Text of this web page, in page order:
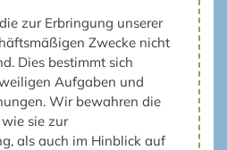
zur Erbringung unserer
Zwecke nicht
Dies bestimmt sich
Aufgaben und
Wir bewahren die
sie zur
als auch im Hinblick auf